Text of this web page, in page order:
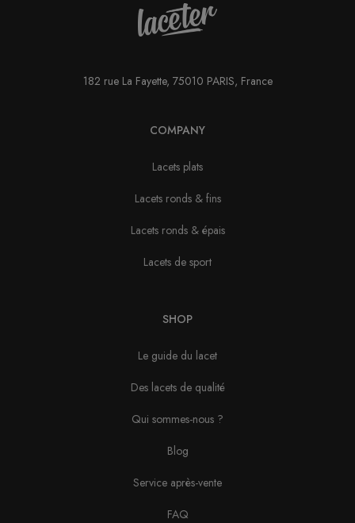
182 rue La Fayette, 75010 PARIS, France
COMPANY
Lacets plats
Lacets ronds & fins
Lacets ronds & épais
Lacets de sport
SHOP
Le guide du lacet
Des lacets de qualité
Qui sommes-nous ?
Blog
Service après-vente
FAQ